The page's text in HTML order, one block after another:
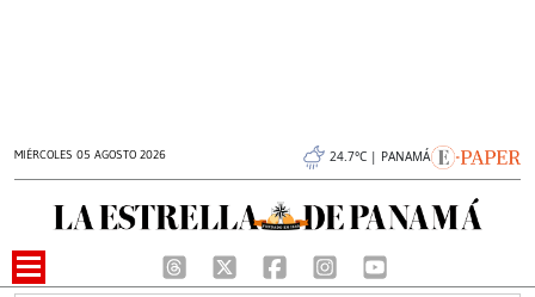
MIÉRCOLES 05 AGOSTO 2026 24.7°C | PANAMÁ